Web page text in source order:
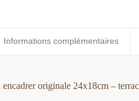
Informations complémentaires
encadrer originale 24x18cm –